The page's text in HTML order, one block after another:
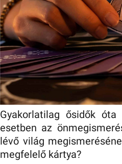
Gyakorlatilag ősidők
esetben az
lévő világ
megfelelő kártya?